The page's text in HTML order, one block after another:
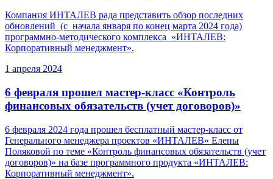
Компания ИНТАЛЕВ рада представить обзор последних
обновлений (с начала января по конец марта 2024 года)
программно-методического комплекса «ИНТАЛЕВ:
Корпоративный менеджмент».
1 апреля 2024
6 февраля прошел мастер-класс «Контроль
финансовых обязательств (учет договоров)»
6 февраля 2024 года прошел бесплатный мастер-класс от
Генерального менеджера проектов «ИНТАЛЕВ» Елены
Поляковой по теме «Контроль финансовых обязательств (учет
договоров)» на базе программного продукта «ИНТАЛЕВ:
Корпоративный менеджмент».